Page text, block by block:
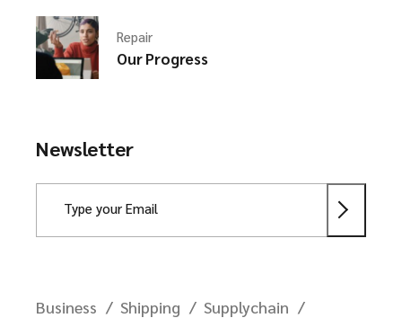
Repair
Our Progress
Newsletter
Business Shipping
Supplychain